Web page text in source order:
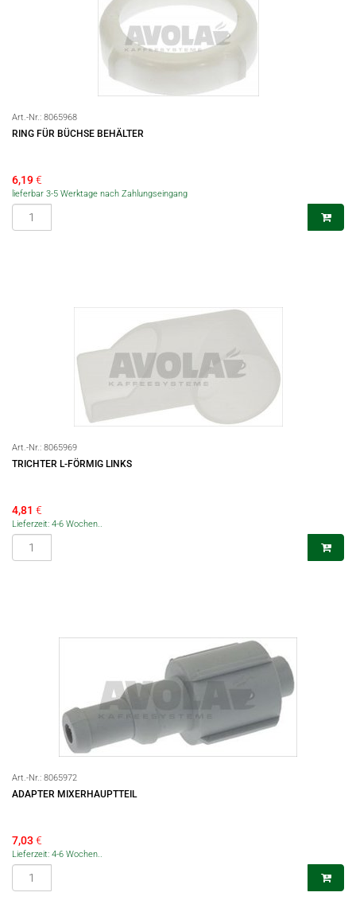
Art.-Nr.: 8065968
RING FÜR BÜCHSE BEHÄLTER
6,19€
lieferbar 3-5 Werktage nach Zahlungseingang
Art.-Nr.: 8065969
TRICHTER L-FÖRMIG LINKS
4,81 €
Lieferzeit: 4-6 Wochen..
Art.-Nr.: 8065972
ADAPTER MIXERHAUPTTEIL
7,03€
Lieferzeit: 4-6 Wochen..